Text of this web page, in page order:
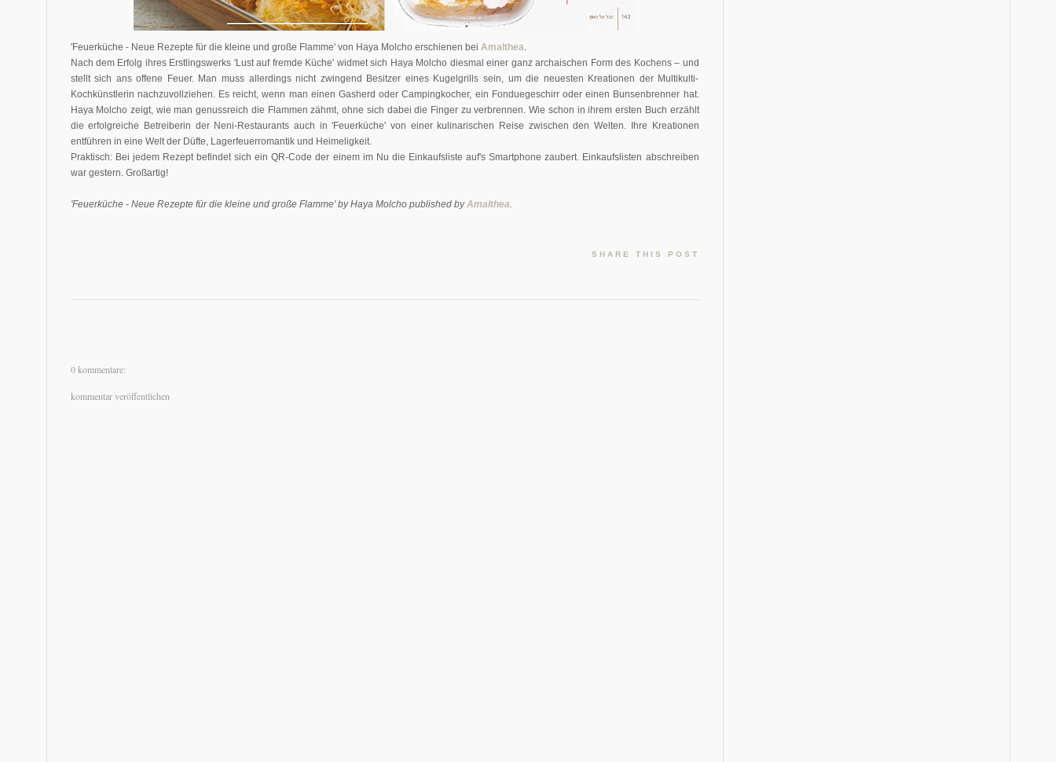
'Feuerküche - Neue Rezepte für die kleine und große Flamme' von Haya Molcho erschienen bei Amalthea
Nach dem Erfolg ihres Erstlingswerks 'Lust auf fremde Küche' widmet sich Haya Molcho diesmal einer ganz archaischen Form des Kochens – und
stellt sich ans offene Feuer. Man muss allerdings nicht zwingend Besitzer eines Kugelgrills sein, um die neuesten Kreationen der Multikulti-
Kochkünstlerin nachzuvollziehen. Es reicht, wenn man einen Gasherd oder Campingkocher, ein Fonduegeschirr oder einen Bunsenbrenner hat.
Haya Molcho zeigt, wie man genussreich die Flammen zähmt, ohne sich dabei die Finger zu verbrennen. Wie schon in ihrem ersten Buch erzählt
die erfolgreiche Betreiberin der Neni-Restaurants auch in 'Feuerküche' von einer kulinarischen Reise zwischen den Welten. Ihre Kreationen
entführen in eine Welt der Düfte, Lagerfeuerromantik und Heimeligkeit.
Praktisch: Bei jedem Rezept befindet sich ein QR-Code der einem im Nu die Einkaufsliste auf's Smartphone zaubert. Einkaufslisten abschreiben
war gestern. Großartig!
'Feuerküche - Neue Rezepte für die kleine und große Flamme' by Haya Molcho published byAmalthea
SHARE THIS POST
0 kommentare:
kommentar veröffentlichen